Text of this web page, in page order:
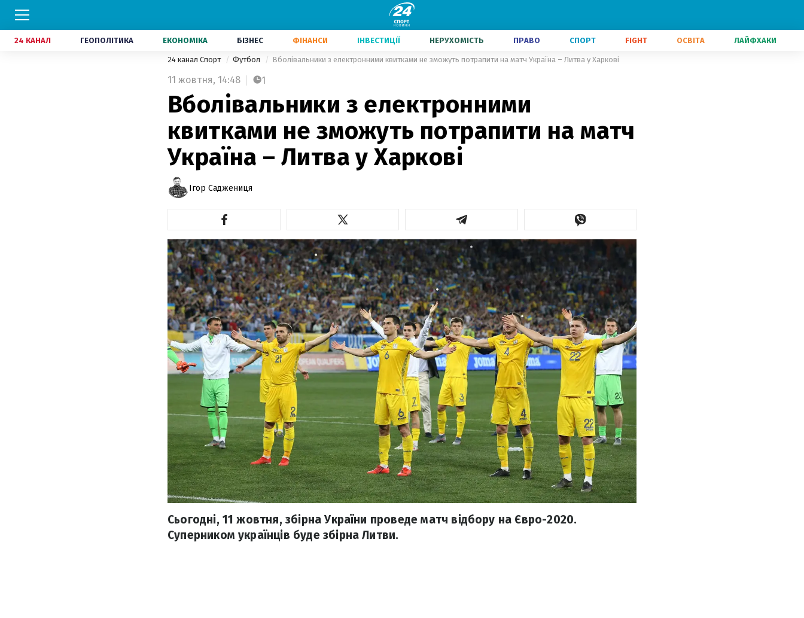
24 КАНАЛ ГЕОПОЛІТИКА ЕКОНОМІКА БІЗНЕС ФІНАНСИ ІНВЕСТИЦІЇ НЕРУХОМІСТЬ ПРАВО СПОРТ FIGHT ОСВІТА ЛАЙФХАКИ
24 канал Спорт Футбол Вболівальники з електронними квитками не зможуть потрапити на матч Україна – Литва у Харкові
11 жовтня, 14:48 1
Вболівальники з електронними
квитками не зможуть потрапити на матч
Україна – Литва у Харкові
Ігор Саджениця
Сьогодні, 11 жовтня, збірна України проведе матч відбору на Євро-2020.
Суперником українців буде збірна Литви.